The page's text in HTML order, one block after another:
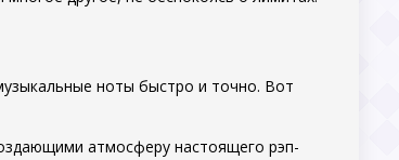
ноты быстро и точно. Вот
атмосферу настоящего рэп-